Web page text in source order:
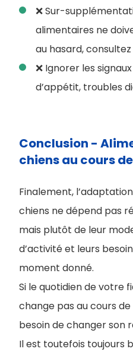
❌ Sur-
alimentaires ne
au hasard,
❌ Ignorer les
d’appétit, troubles
Conclusion -
chiens au cours
Finalement,
chiens ne dépend pas
mais plutôt de leur
d’activité et leurs
moment donné.
Si le quotidien de votre
change pas au cours de
besoin de changer son
Il est toutefois toujours